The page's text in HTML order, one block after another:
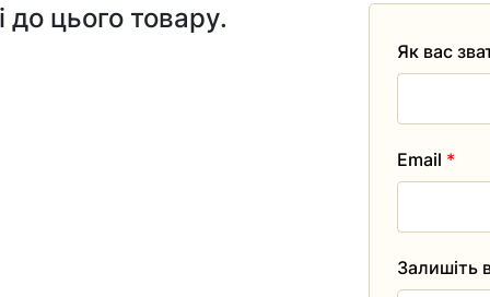
до цього товару.
Залишіть
Як вас
Email *